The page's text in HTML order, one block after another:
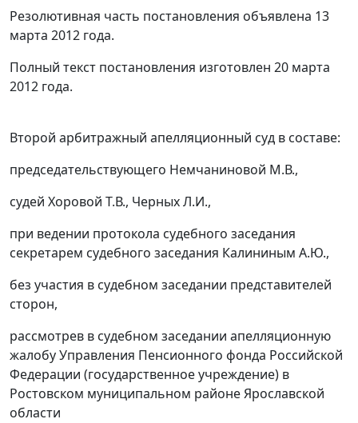
Резолютивная часть постановления объявлена 13
марта 2012 года.
Полный текст постановления изготовлен 20 марта
2012 года.
Второй арбитражный апелляционный суд в составе:
председательствующего Немчаниновой М.В.,
судей Хоровой Т.В., Черных Л.И.,
при ведении протокола судебного заседания
секретарем судебного заседания Калининым А.Ю.,
без участия в судебном заседании представителей
сторон,
рассмотрев в судебном заседании апелляционную
жалобу Управления Пенсионного фонда Российской
Федерации (государственное учреждение) в
Ростовском муниципальном районе Ярославской
области